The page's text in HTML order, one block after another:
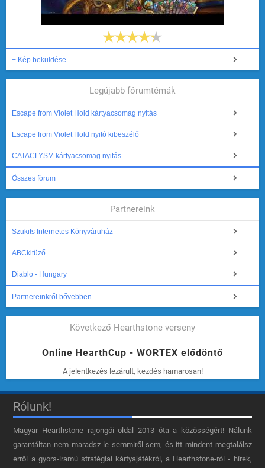
+ Kép beküldése
Legújabb fórumtémák
Escape from Violet Hold kártyacsomag nyitás
Escape from Violet Hold nyitó kibeszélő
CATACLYSM kártyacsomag nyitás
Összes fórum
Partnereink
Szukits Internetes Könyváruház
ABCkitüző
Diablo - Hungary
Partnereinkről bővebben
Következő Hearthstone verseny
Online HearthCup - WORTEX elődöntő
A jelentkezés lezárult, kezdés hamarosan!
Rólunk!
Magyar Hearthstone​ rajongói oldal 2013 óta a közösségért! Nálunk
garantáltan nem maradsz le semmiről sem, és itt mindent megtalálsz
erről a gyors-iramú stratégiai kártyajátékról, a Hearthstone-ról - hírek,